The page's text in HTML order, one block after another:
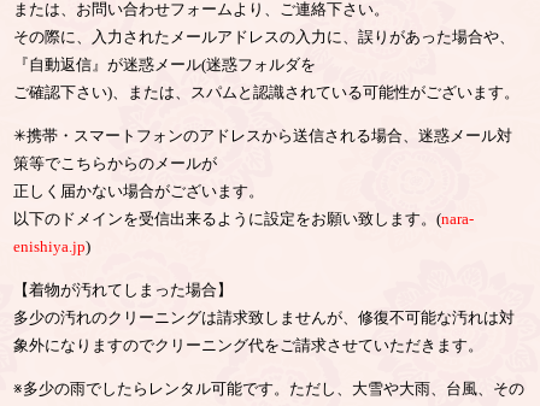
または、お問い合わせフォームより、ご連絡下さい。
その際に、入力されたメールアドレスの入力に、誤りがあった場合や、
『自動返信』が迷惑メール(迷惑フォルダを
ご確認下さい)、または、スパムと認識されている可能性がございます。
✳︎携帯・スマートフォンのアドレスから送信される場合、迷惑メール対
策等でこちらからのメールが
正しく届かない場合がございます。
以下のドメインを受信出来るように設定をお願い致します。(nara-
enishiya.jp)
【着物が汚れてしまった場合】
多少の汚れのクリーニングは請求致しませんが、修復不可能な汚れは対
象外になりますのでクリーニング代をご請求させていただきます。
※多少の雨でしたらレンタル可能です。ただし、大雪や大雨、台風、その